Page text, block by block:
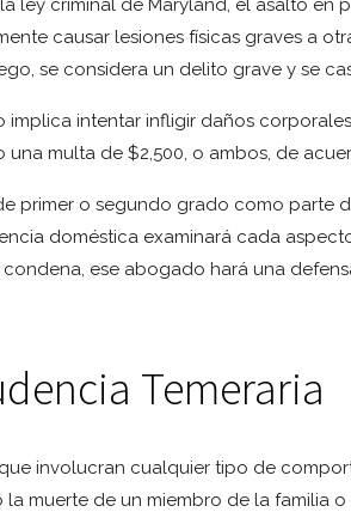
ley criminal de Maryland, el asalto en
causar lesiones físicas graves a
se considera un delito grave y se
intentar infligir daños
una multa de $2,500, o ambos, de
primer o segundo grado como parte
doméstica examinará cada
ese abogado hará una
Temeraria
involucran cualquier tipo de
la muerte de un miembro de la familia